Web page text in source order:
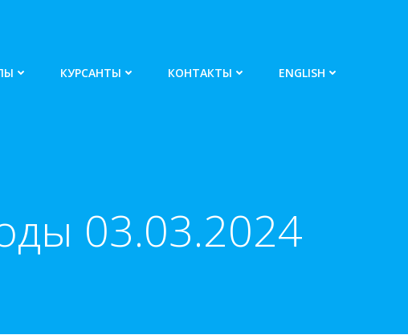
КУРСАНТЫ КОНТАКТЫ ENGLISH
03.03.2024